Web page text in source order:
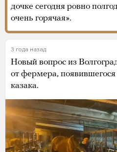
дочке сегодня ровно
очень горячая».
3 года назад
Новый вопрос из
от фермера,
казака.